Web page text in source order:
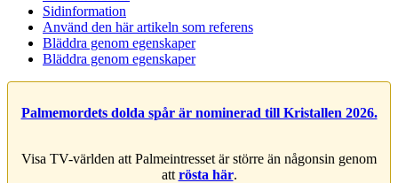
Sidinformation
Använd den här artikeln som referens
Bläddra genom egenskaper
Bläddra genom egenskaper
Palmemordets dolda spår är nominerad till Kristallen 2026.
Visa TV-världen att Palmeintresset är större än någonsin genom
att rösta här.